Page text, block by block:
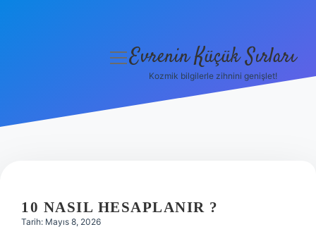
Hakkımızda
menüyü
Evrenin Küçük Sırları
Kozmik bilgilerle zihnini genişlet!
10 NASIL HESAPLANIR ?
Tarih: Mayıs 8, 2026